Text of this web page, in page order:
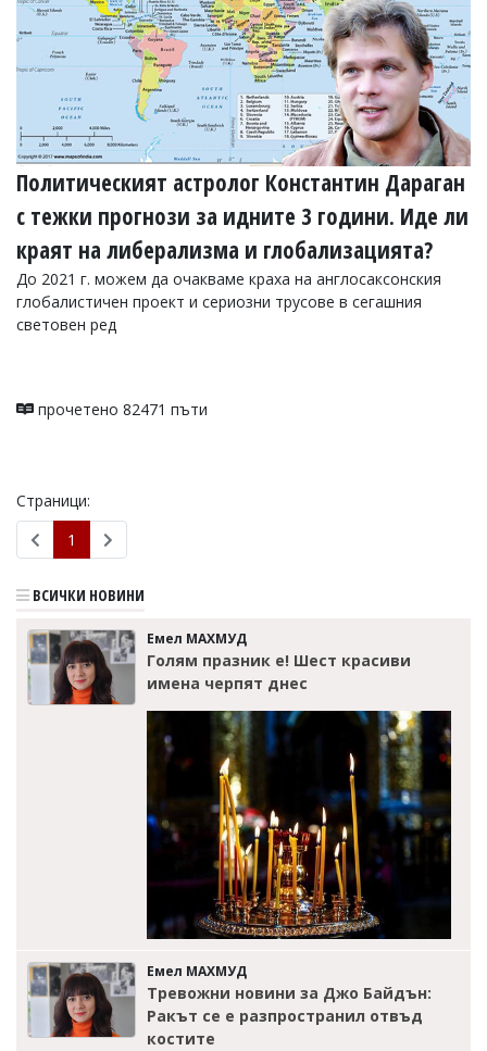
Политическият астролог Константин Дараган
с тежки прогнози за идните 3 години. Иде ли
краят на либерализма и глобализацията?
До 2021 г. можем да очакваме краха на англосаксонския
глобалистичен проект и сериозни трусове в сегашния
световен ред
прочетено 82471 пъти
Страници:
1
ВСИЧКИ НОВИНИ
Емел МАХМУД
Голям празник е! Шест красиви
имена черпят днес
Емел МАХМУД
Тревожни новини за Джо Байдън:
Ракът се е разпространил отвъд
костите